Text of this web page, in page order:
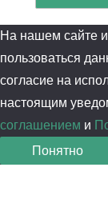
На нашем сайте
пользоваться
согласие на
настоящим
соглашением и
Понятно